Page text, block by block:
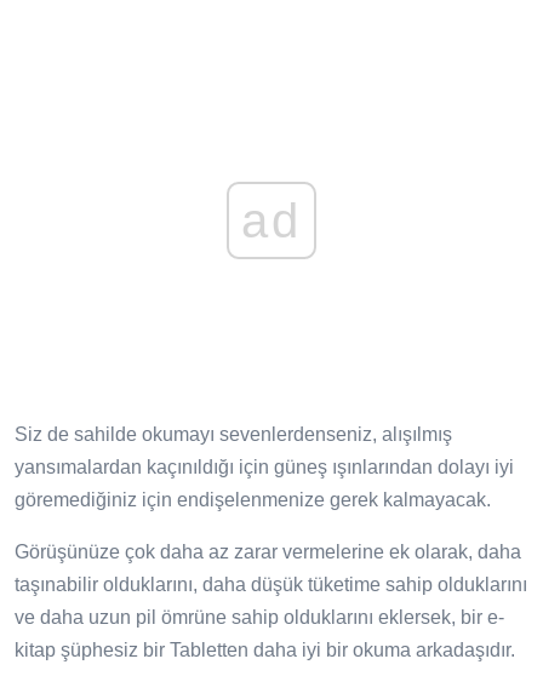
ad
Siz de sahilde okumayı sevenlerdenseniz, alışılmış
yansımalardan kaçınıldığı için güneş ışınlarından dolayı iyi
göremediğiniz için endişelenmenize gerek kalmayacak.
Görüşünüze çok daha az zarar vermelerine ek olarak, daha
taşınabilir olduklarını, daha düşük tüketime sahip olduklarını
ve daha uzun pil ömrüne sahip olduklarını eklersek, bir e-
kitap şüphesiz bir Tabletten daha iyi bir okuma arkadaşıdır.